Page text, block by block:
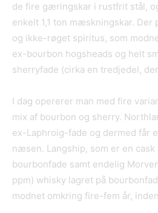
de fire gæringskar i rustfrit stål,
enkelt 1,1 ton mæskningskar.
og ikke-røget spiritus, som
ex-bourbon hogsheads og helt
sherryfade (cirka en tredjedel,
I dag opererer man med fire
mix af bourbon og sherry.
ex-Laphroig-fade og dermed
næsen. Langship, som er en
bourbonfade samt endelig
ppm) whisky lagret på
modnet omkring fire-fem år,